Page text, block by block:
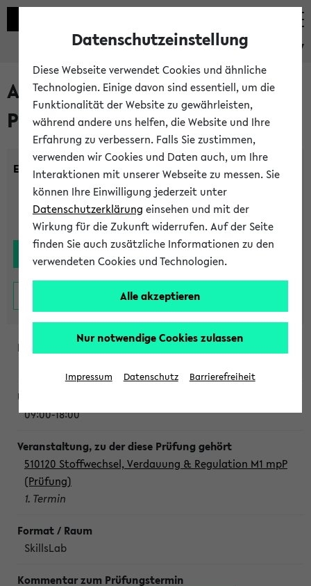
eKVV
Alle noch stattfindenden
Prüfungen
Einrichtung:
09:00-18:00
510120 Stoffwechsel, Verdauung & Regulation M1 mpP
(Prüfung)
1. Termin
SkillsLab
Datenschutzeinstellung
Diese Webseite verwendet Cookies und ähnliche
Technologien. Einige davon sind essentiell, um die
Funktionalität der Website zu gewährleisten,
während andere uns helfen, die Website und Ihre
Erfahrung zu verbessern. Falls Sie zustimmen,
verwenden wir Cookies und Daten auch, um Ihre
Interaktionen mit unserer Webseite zu messen. Sie
können Ihre Einwilligung jederzeit unter
Datenschutzerklärung einsehen und mit der
Wirkung für die Zukunft widerrufen. Auf der Seite
finden Sie auch zusätzliche Informationen zu den
verwendeten Cookies und Technologien.
Alle akzeptieren
Nur notwendige Cookies zulassen
Impressum Datenschutz Barrierefreiheit